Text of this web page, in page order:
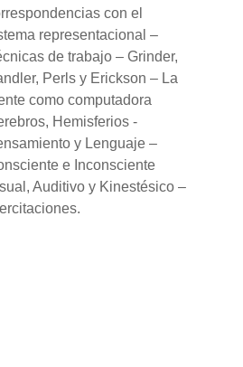
con el
representacional –
de trabajo – Grinder,
Perls y Erickson – La
como computadora
Hemisferios -
y Lenguaje –
e Inconsciente
Auditivo y Kinestésico –